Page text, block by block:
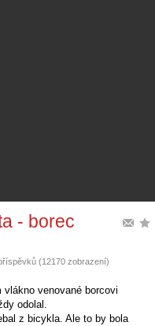
- borec
(12170 zobrazení)
venované borcovi
odolal.
z bicykla. Ale to by bola